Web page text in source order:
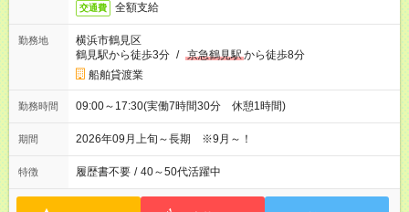
交通費 全額支給
勤務地
横浜市鶴見区
鶴見駅から徒歩3分 / 京急鶴見駅から徒歩8分
船舶貸渡業
勤務時間 09:00～17:30(実働7時間30分 休憩1時間)
期間 2026年09月上旬～長期 ※9月～！
特徴 履歴書不要 / 40～50代活躍中